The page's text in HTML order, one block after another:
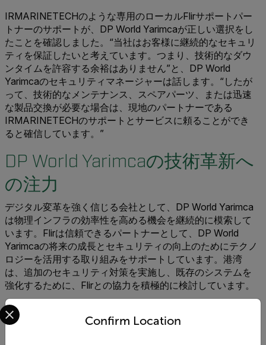
IRMARINETECHのような専用のローカルFlirサポートパー
トナーのサポートが、DP World Yarimcaが正しい選択をし
たことを確認しました。“当社はお客様に継続的なセキュリ
ティを保証したいと考えています。つまり、技術的なダウ
ンタイムを許容する余裕はありません”と、DP World
Yarimcaのセキュリティマネージャーは話します。“したが
って、技術的なメンテナンス、スペアパーツ、または迅速
な製品交換が必要な場合は、現地のパートナーである
IRMARINETECHのサポートとサービスに頼ることができ
ると確信しています。”
DP World Yarimcaの技術革新へ
の注力
デジタル変革を強く信じる会社として、DP World Yarimca
は物理インフラの効率性を高める機会を継続的に模索して
います。Flirは信頼できるパートナーとして、DP World
Yarimcaの将来の成長とセキュリティの向上のためにテクノ
ロジーを活用する取り組みをサポートしています。港湾
は、追加のセキュリティ対策を実施し、既存のシステムを
強化するために、Flirとの協力を積極的に検討しています。
将来のコラボレーションとセ
Confirm Location
Select your preferred country and language from the